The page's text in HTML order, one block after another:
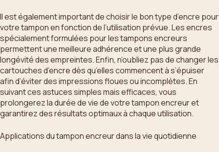
Il est également important de choisir le bon type d’encre pour
votre tampon en fonction de l’utilisation prévue. Les encres
spécialement formulées pour les tampons encreurs
permettent une meilleure adhérence et une plus grande
longévité des empreintes. Enfin, n’oubliez pas de changer les
cartouches d’encre dès qu’elles commencent à s’épuiser
afin d’éviter des impressions floues ou incomplètes. En
suivant ces astuces simples mais efficaces, vous
prolongerez la durée de vie de votre tampon encreur et
garantirez des résultats optimaux à chaque utilisation.
Applications du tampon encreur dans la vie quotidienne